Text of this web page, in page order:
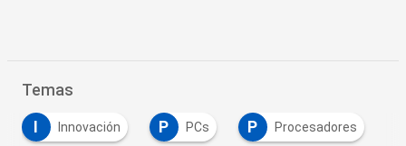
Temas
Innovación P PCs P Procesadores